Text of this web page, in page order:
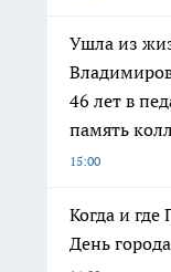
Ушла из
46 лет в
память
15:00
Когда и где
День